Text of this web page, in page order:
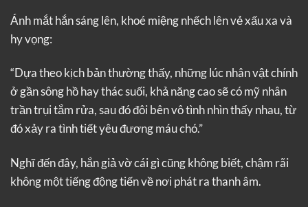
Ánh mắt hắn sáng lên, khoé miệng nhếch lên vẻ xấu xa và
hy vọng:
“Dựa theo kịch bản thường thấy, những lúc nhân vật chính
ở gần sông hồ hay thác suối, khả năng cao sẽ có mỹ nhân
trần trụi tắm rửa, sau đó đôi bên vô tình nhìn thấy nhau, từ
đó xảy ra tình tiết yêu đương máu chó.”
Nghĩ đến đây, hắn giả vờ cái gì cũng không biết, chậm rãi
không một tiếng động tiến về nơi phát ra thanh âm.